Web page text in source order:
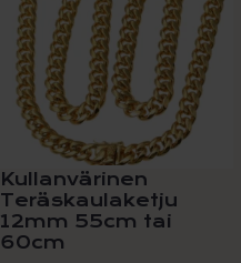
Kullanvärinen
Teräskaulaketju
12mm 55cm tai
60cm
muunnelma.
Voit
tehdä
valinnat
tuotteen
sivulla.